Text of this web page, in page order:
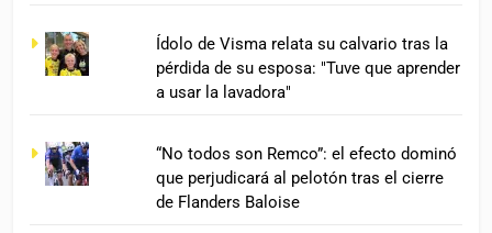
Ídolo de Visma relata su calvario tras la
pérdida de su esposa: "Tuve que aprender
a usar la lavadora"
“No todos son Remco”: el efecto dominó
que perjudicará al pelotón tras el cierre
de Flanders Baloise